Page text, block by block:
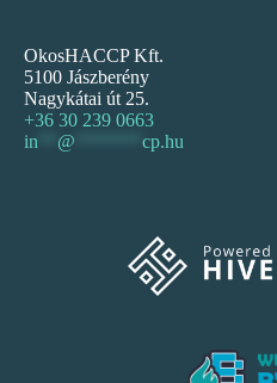
OkosHACCP Kft.
5100 Jászberény
Nagykátai út 25.
+36 30 239 0663
in
@ cp.hu